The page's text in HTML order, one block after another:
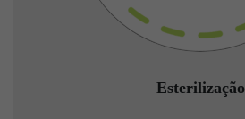
Esterilização